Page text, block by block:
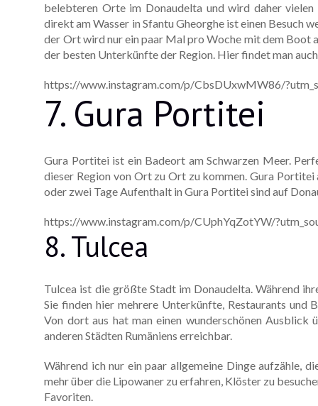
belebteren Orte im Donaudelta und wird daher
direkt am Wasser in Sfantu Gheorghe ist einen Besuch
der Ort wird nur ein paar Mal pro Woche mit dem Boot
der besten Unterkünfte der Region. Hier findet man
https://www.instagram.com/p/CbsDUxwMW86/
7. Gura Portitei
Gura Portitei ist ein Badeort am Schwarzen Meer.
dieser Region von Ort zu Ort zu kommen. Gura Portitei
oder zwei Tage Aufenthalt in Gura Portitei sind auf
https://www.instagram.com/p/CUphYqZotYW/
8. Tulcea
Tulcea ist die größte Stadt im Donaudelta. Während
Sie finden hier mehrere Unterkünfte, Restaurants und
Von dort aus hat man einen wunderschönen
anderen Städten Rumäniens erreichbar.
Während ich nur ein paar allgemeine Dinge aufzähle,
mehr über die Lipowaner zu erfahren, Klöster zu
Favoriten.